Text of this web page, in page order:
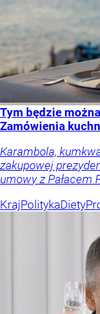
Tym będzie
Zamówienia
Karambola,
zakupowej
umowy z Pałacem
KrajPolitykaDiety